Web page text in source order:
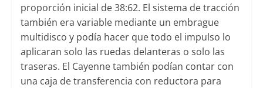
proporción inicial de 38:62. El sistema de tracción
también era variable mediante un embrague
multidisco y podía hacer que todo el impulso lo
aplicaran solo las ruedas delanteras o solo las
traseras. El Cayenne también podían contar con
una caja de transferencia con reductora para